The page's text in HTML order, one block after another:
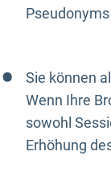
Sie können
Wenn Ihre
sowohl
Erhöhung